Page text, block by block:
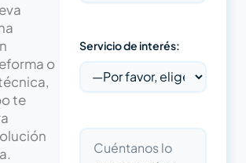
o
te
Servicio de interés: